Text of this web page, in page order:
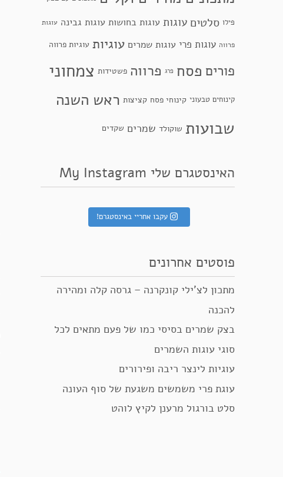
פילו סלטים עוגות עוגות בחושות עוגות גבינה עוגות
פרווה עוגות פרי עוגות שמרים עוגיות עוגיות פרווה
פורים פסח פרג פרווה פשטידות צמחוני
קינוחים טבעוני קינוחי פסח קציצות ראש השנה
שבועות שוקולד שמרים שקדים
האינסטגרם שלי My Instagram
עקבו אחריי באינסטגרם!
פוסטים אחרונים
מתכון לצ’ילי קונקרנה – גרסה קלה ומהירה
להכנה
בצק שמרים בסיסי כמו של פעם מתאים לכל
סוגי עוגות השמרים
עוגיות לינצר ריבה ופירורים
עוגת פרי משמשים משגעת של סוף העונה
סלט בורגול מרענן לקיץ לוהט